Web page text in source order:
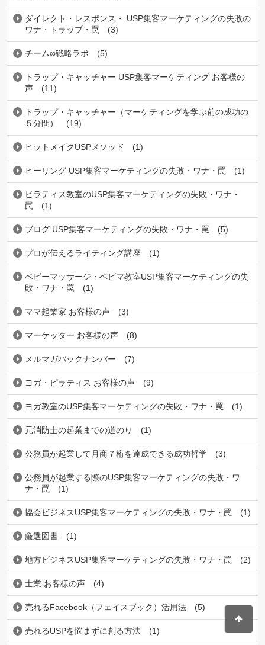
ダイレクト・レスポンス・ USP集客マーケティングの失敗の
ワナ・トラップ・罠
(3)
チーム∞戦略ラボ (5)
トラップ・キャッチャー USP集客マーケティング お客様の
声
(11)
トラップ・キャッチャー（マーケティングを学ぶ前の成功の
５分間）
(19)
ヒットメイクUSPメソッド (1)
ヒーリング USP集客マーケティングの失敗・ワナ・罠 (1)
ピラティス教室のUSP集客マーケティングの失敗・ワナ・
罠
(1)
ブログ USP集客マーケティングの失敗・ワナ・罠 (5)
プロが伝えるライティング講座 (1)
ベビーマッサージ・ベビマ教室USP集客マーケティングの失
敗・ワナ・罠
(1)
ママ起業家 お客様の声 (3)
マーケッター お客様の声 (8)
メルマガバックナンバー (7)
ヨガ・ピラティス お客様の声 (9)
ヨガ教室のUSP集客マーケティングの失敗・ワナ・罠 (1)
元消防士の起業までの道のり (1)
公務員が起業して月商７桁を達成できる成功哲学 (3)
公務員が起業する際のUSP集客マーケティングの失敗・ワ
ナ・罠
(1)
協会ビジネスUSP集客マーケティングの失敗・ワナ・罠 (1)
厳選図書 (1)
地方ビジネスUSP集客マーケティングの失敗・ワナ・罠 (2)
士業 お客様の声 (4)
売れるFacebook（フェイスブック）活用法 (5)
売れるUSPを悩まずに創る方法 (1)